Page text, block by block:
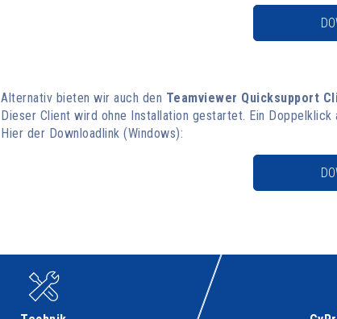
Alternativ bieten wir auch den Teamviewer Quicksupport
Dieser Client wird ohne Installation gestartet. Ein
Hier der Downloadlink (Windows):